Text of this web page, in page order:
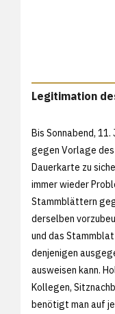
Legitimation
Bis Sonnabend, 11.
gegen Vorlage
Dauerkarte zu
immer wieder
Stammblättern
derselben
und das
denjenigen
ausweisen kann.
Kollegen,
benötigt man auf